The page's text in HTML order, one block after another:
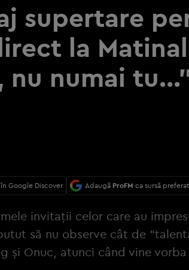
supertare
la
nu numai
în Google Discover Adaugă ProFM ca sursă
invitații celor care au
să nu observe cât de
și Onuc, atunci când vine